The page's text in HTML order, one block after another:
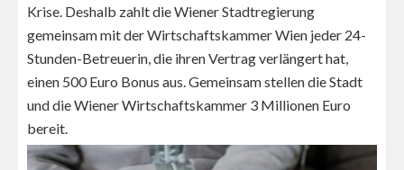
Krise. Deshalb zahlt die Wiener Stadtregierung
gemeinsam mit der Wirtschaftskammer Wien jeder 24-
Stunden-Betreuerin, die ihren Vertrag verlängert hat,
einen 500 Euro Bonus aus. Gemeinsam stellen die Stadt
und die Wiener Wirtschaftskammer 3 Millionen Euro
bereit.